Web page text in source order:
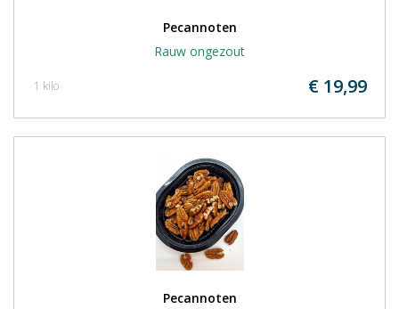
Pecannoten
Rauw ongezout
€ 19,99
1 kilo
Pecannoten